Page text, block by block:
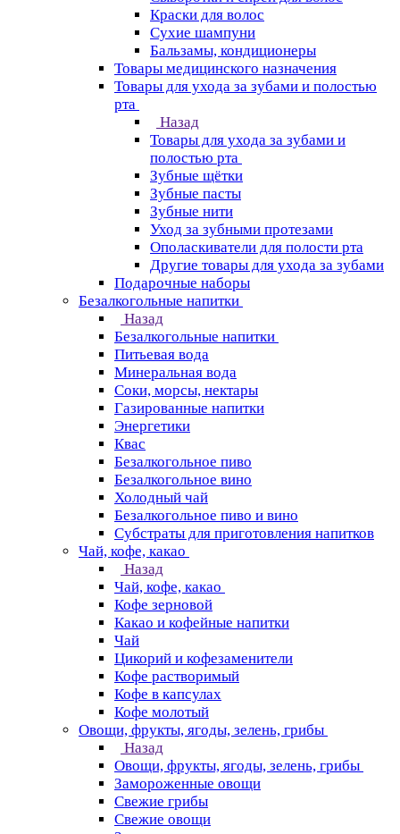
Краски для волос
Сухие шампуни
Бальзамы, кондиционеры
Товары медицинского назначения
Товары для ухода за зубами и полостью
рта
Назад
Товары для ухода за зубами и
полостью рта
Зубные щётки
Зубные пасты
Зубные нити
Уход за зубными протезами
Ополаскиватели для полости рта
Другие товары для ухода за зубами
Подарочные наборы
Безалкогольные напитки
Назад
Безалкогольные напитки
Питьевая вода
Минеральная вода
Соки, морсы, нектары
Газированные напитки
Энергетики
Квас
Безалкогольное пиво
Безалкогольное вино
Холодный чай
Безалкогольное пиво и вино
Субстраты для приготовления напитков
Чай, кофе, какао
Назад
Чай, кофе, какао
Кофе зерновой
Какао и кофейные напитки
Чай
Цикорий и кофезаменители
Кофе растворимый
Кофе в капсулах
Кофе молотый
Овощи, фрукты, ягоды, зелень, грибы
Назад
Овощи, фрукты, ягоды, зелень, грибы
Замороженные овощи
Свежие грибы
Свежие овощи